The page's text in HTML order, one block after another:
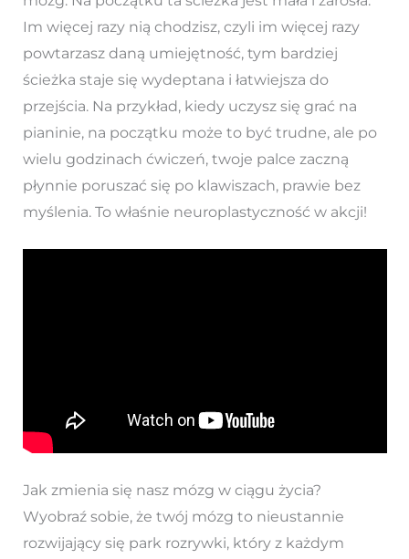
Im więcej razy nią chodzisz, czyli im więcej razy
powtarzasz daną umiejętność, tym bardziej
ścieżka staje się wydeptana i łatwiejsza do
przejścia. Na przykład, kiedy uczysz się grać na
pianinie, na początku może to być trudne, ale po
wielu godzinach ćwiczeń, twoje palce zaczną
płynnie poruszać się po klawiszach, prawie bez
myślenia. To właśnie neuroplastyczność w akcji!
Jak zmienia się nasz mózg w ciągu życia?
Wyobraź sobie, że twój mózg to nieustannie
rozwijający się park rozrywki, który z każdym